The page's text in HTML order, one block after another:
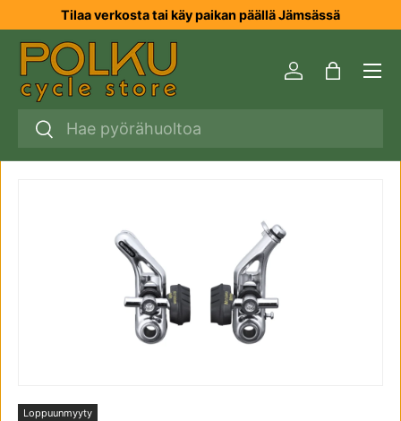
SIIRRY SISÄLTÖÖN
Tilaa verkosta tai käy paikan päällä Jämsässä
Haku
Haku
KirjauduLaukku
Loppuunmyyty